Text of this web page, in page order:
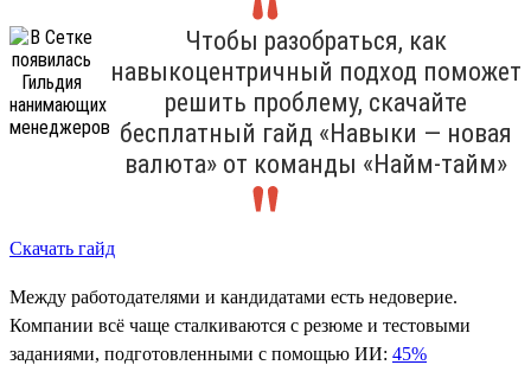
Чтобы разобраться, как
навыкоцентричный подход поможет
решить проблему, скачайте
бесплатный гайд «Навыки — новая
валюта» от команды «Найм-тайм»
Скачать гайд
Между работодателями и кандидатами есть недоверие.
Компании всё чаще сталкиваются с резюме и тестовыми
заданиями, подготовленными с помощью ИИ: 45%